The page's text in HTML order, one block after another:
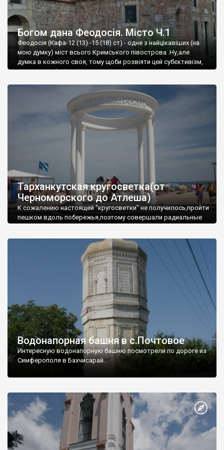
Богом дана Феодосія. Місто Ч.1
Феодосія (Кафа-12 (13) -15 (18) ст) - одне з найцікавіших (на
мою думку) міст всього Кримського півострова .Ну,але
думка в кожного своя, тому щоби розвіяти цей субєктивізм,
запрошую відвідати це
Тарханкутская кругосветка(от
Черноморского до Атлеша)
К сожалению настоящей "кругосветки" не получилось,пройти
пешком вдоль побережья,поэтому совершали радиальные
Водонапорная башня в с.Почтовое
Интересную водонапорную башню посмотрели по дороге из
Симферополя в Бахчисарай.